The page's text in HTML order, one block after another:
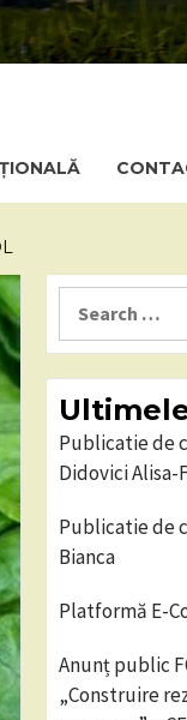
Publicatie de
Didovici Alisa-
Publicatie de
Bianca
Platformă E-
Anunț public
„Construire